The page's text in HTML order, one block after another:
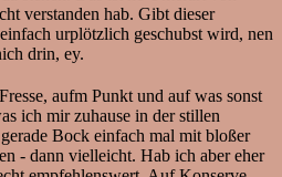
verstanden hab. Gibt dieser
urplötzlich geschubst wird, nen
drin, ey.
aufm Punkt und auf was sonst
ich mir zuhause in der stillen
Bock einfach mal mit bloßer
- dann vielleicht. Hab ich aber eher